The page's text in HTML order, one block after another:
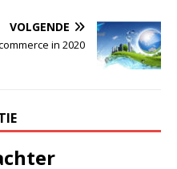
VOLGENDE
in 2020